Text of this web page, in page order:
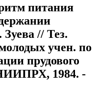
питания
// Тез.
учен. по
прудового
1984. -